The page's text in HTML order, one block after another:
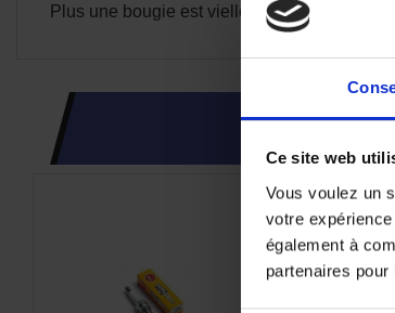
Ce site web
Vous voulez un
votre
également à
partenaires
Plus une bougie est vielle, plus la mise en